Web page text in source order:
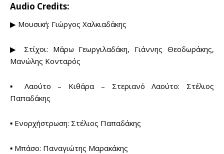
Audio Credits:
▶ Μουσική: Γιώργος Χαλκιαδάκης
▶ Στίχοι: Μάρω Γεωργιλαδάκη, Γιάννης Θεοδωράκης,
Μανώλης Κονταρός
▪ Λαούτο – Κιθάρα – Στεριανό Λαούτο: Στέλιος
Παπαδάκης
▪ Ενορχήστρωση: Στέλιος Παπαδάκης
▪ Μπάσο: Παναγιώτης Μαρακάκης